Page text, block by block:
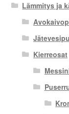
Lämmitys ja
Kierreosat